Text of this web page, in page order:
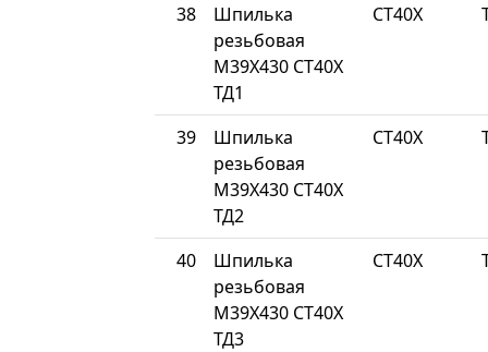
38
Шпилька
резьбовая
М39Х430 СТ40Х
ТД1
СТ40Х
39
Шпилька
резьбовая
М39Х430 СТ40Х
ТД2
СТ40Х
40
Шпилька
резьбовая
М39Х430 СТ40Х
ТД3
СТ40Х